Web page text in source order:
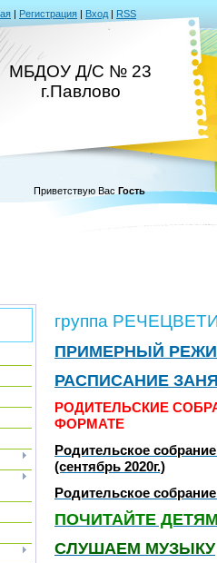
| Регистрация | Вход | RSS
МБДОУ Д/С № 23
г.Павлово
Приветствую Вас Гость
группа
ПРИМЕРНЫЙ
РАСПИСАНИЕ
РОДИТЕЛЬСКИЕ
ФОРМАТЕ
Родительское
(сентябрь 2020г.)
Родительское
ПОЧИТАЙТЕ
СЛУШАЕМ МУЗЫКУ